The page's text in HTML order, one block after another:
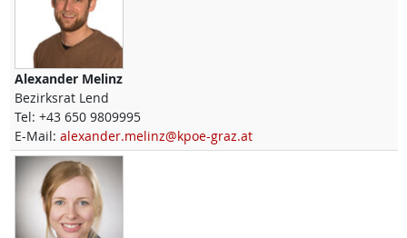
Alexander Melinz
Bezirksrat Lend
Tel: +43 650 9809995
E-Mail: alexander.melinz@kpoe-graz.at